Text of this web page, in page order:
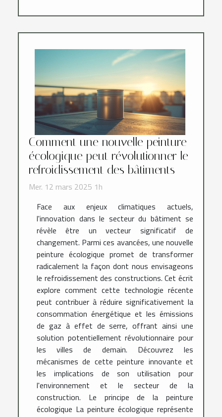
Comment une nouvelle peinture
écologique peut révolutionner le
refroidissement des bâtiments
Mer. 12 mars 2025 1h
Face aux enjeux climatiques actuels,
l'innovation dans le secteur du bâtiment se
révèle être un vecteur significatif de
changement. Parmi ces avancées, une nouvelle
peinture écologique promet de transformer
radicalement la façon dont nous envisageons
le refroidissement des constructions. Cet écrit
explore comment cette technologie récente
peut contribuer à réduire significativement la
consommation énergétique et les émissions
de gaz à effet de serre, offrant ainsi une
solution potentiellement révolutionnaire pour
les villes de demain. Découvrez les
mécanismes de cette peinture innovante et
les implications de son utilisation pour
l'environnement et le secteur de la
construction. Le principe de la peinture
écologique La peinture écologique représente